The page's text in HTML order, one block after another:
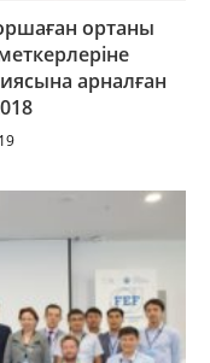
ортаны
арналған